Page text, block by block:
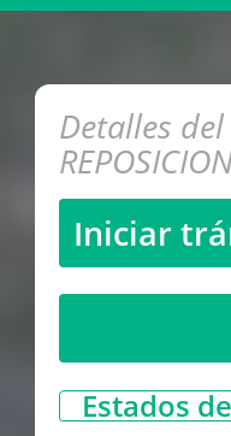
Detalles
Iniciar
Estados